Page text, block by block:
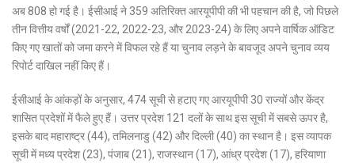
अब 808 हो गई है। ईसीआई ने 359 अतिरिक्त आरयूपीपी की भी पहचान की है, जो पिछले
तीन वित्तीय वर्षों (2021-22, 2022-23, और 2023-24) के लिए अपने वार्षिक ऑडिट
किए गए खातों को जमा करने में विफल रहे हैं या चुनाव लड़ने के बावजूद अपने चुनाव व्यय
रिपोर्ट दाखिल नहीं किए हैं।
ईसीआई के आंकड़ों के अनुसार, 474 सूची से हटाए गए आरयूपीपी 30 राज्यों और केंद्र
शासित प्रदेशों में फैले हुए हैं। उत्तर प्रदेश 121 दलों के साथ इस सूची में सबसे ऊपर है,
इसके बाद महाराष्ट्र (44), तमिलनाडु (42) और दिल्ली (40) का स्थान है। इस व्यापक
सूची में मध्य प्रदेश (23), पंजाब (21), राजस्थान (17), आंध्र प्रदेश (17), हरियाणा